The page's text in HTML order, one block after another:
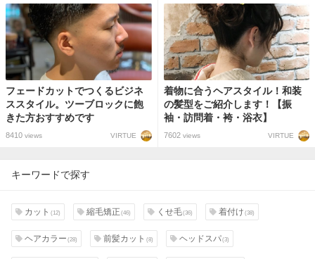
フェードカットでつくるビジネ
ススタイル。ツーブロックに飽
きた方おすすめです
8410 views VIRTUE
着物に合うヘアスタイル！和装
の髪型をご紹介します！【振
袖・訪問着・袴・浴衣】
7602views VIRTUE
キーワードで探す
カット(12) 縮毛矯正(46) くせ毛(36) 着付け(38)
ヘアカラー(28) 前髪カット(8) ヘッドスパ(3)